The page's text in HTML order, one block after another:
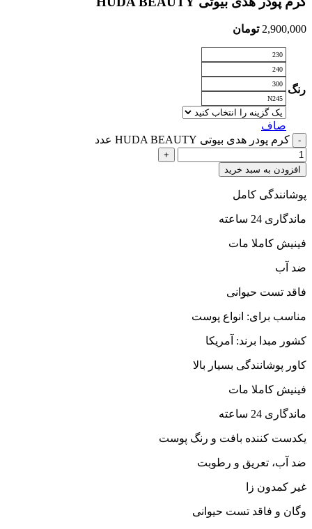
2,900,000 تومان
رنگ
230
240
300
N245
صاف
کرم پودر هدی بیوتی HUDA BEAUTY عدد
افزودن به سبد خرید
پوشانندگی کامل
ماندگاری 24 ساعته
فینیش کاملا مات
ضد آب
فاقد تست حیوانی
مناسب برای: انواع پوست
کشور مبدا برند: آمریکا
کاور پوشانندگی بسیار بالا
فینیش کاملا مات
ماندگاری 24 ساعته
یکدست کننده بافت و رنگ پوست
ضد آب، تعریق و رطوبت
غیر کمدون زا
وگان و فاقد تست حیوانی